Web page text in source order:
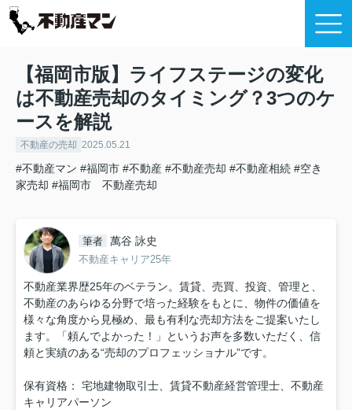
【福岡市版】ライフステージの変化
は不動産売却のタイミング？3つのケ
ースを解説
不動産の売却 2025.05.21
#不動産マン #福岡市 #不動産 #不動産売却 #不動産相続 #空き
家売却 #福岡市 不動産売却
筆者 萬谷 詠史
不動産キャリア25年
不動産業界歴25年のベテラン。賃貸、売買、投資、管理と、
不動産のあらゆる分野で培った経験をもとに、物件の価値を
様々な角度から見極め、最も有利な売却方法をご提案いたし
ます。「頼んでよかった！」というお声を多数いただく、信
頼と実績のある“売却のプロフェッショナル”です。
保有資格： 宅地建物取引士、賃貸不動産経営管理士、不動産
キャリアパーソン